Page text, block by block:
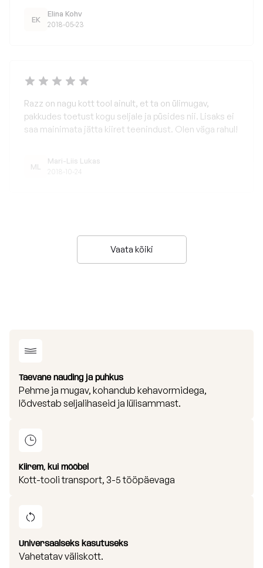
EK
Elina Kohv
2018-05-23
Razz on nagu kott tool ainult, et ta on ülimugav,
pakkudes toetust kogu seljale ja püsides nii. Lisaks ei
saa mainimata jätta kiiret teenindust. Olen väga rahul!
ML
Mari-Liis Lukas
Vaata kõiki
Taevane nauding ja puhkus
Pehme ja mugav, kohandub kehavormidega,
lõdvestab seljalihaseid ja lülisammast.
Kiirem, kui mööbel
Kott-tooli transport, 3-5 tööpäevaga
Universaalseks kasutuseks
Vahetatav väliskott.